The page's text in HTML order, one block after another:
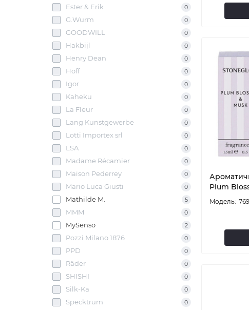
Ester & Erik 0
G.Wurm 0
GOODWILL 0
Hakbijl 0
Henry Dean 0
Hoff 0
Igor 0
Kaheku 0
La Fleur 0
Lang Kunstgewerbe 0
Lotti Importex srl 0
LSA 0
Madame Récamier 0
Maison Pederrey 0
Mario Luca Giusti 0
Mathilde M. 5
MMM 0
MySenso 2
Pozzi Milano 1876 0
PPD 0
Räder 0
SHISHI 0
Silk-Ka 0
Specktrum 0
Plum